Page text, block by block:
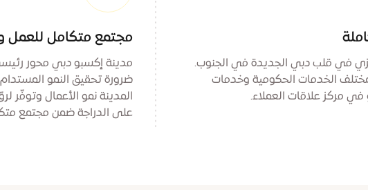
في قلب دبي الجديدة في الجنوب.
الخدمات الحكومية وخدمات
في مركز علاقات العملاء.
مجتمع متكامل للعمل
ضرورة تحقيق النمو
على الدراجة ضمن مجتمع